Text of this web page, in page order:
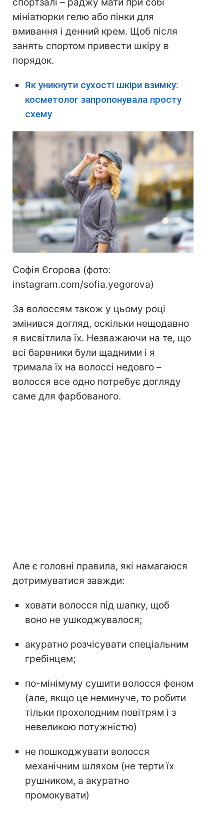
спортзалі – раджу мати при собі
мініатюрки гелю або пінки для
вмивання і денний крем. Щоб після
занять спортом привести шкіру в
порядок.
Як уникнути сухості шкіри взимку:
косметолог запропонувала просту
схему
Софія Єгорова (фото:
instagram.com/sofia.yegorova)
За волоссям також у цьому році
змінився догляд, оскільки нещодавно
я висвітлила їх. Незважаючи на те, що
всі барвники були щадними і я
тримала їх на волоссі недовго –
волосся все одно потребує догляду
саме для фарбованого.
Але є головні правила, які намагаюся
дотримуватися завжди:
ховати волосся під шапку, щоб
воно не ушкоджувалося;
акуратно розчісувати спеціальним
гребінцем;
по-мінімуму сушити волосся феном
(але, якщо це неминуче, то робити
тільки прохолодним повітрям і з
невеликою потужністю)
не пошкоджувати волосся
механічним шляхом (не терти їх
рушником, а акуратно
промокувати)